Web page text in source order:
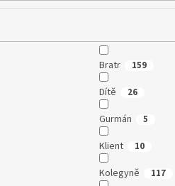
Bratr 159
Dítě 26
Gurmán 5
Klient 10
Kolegyně 117